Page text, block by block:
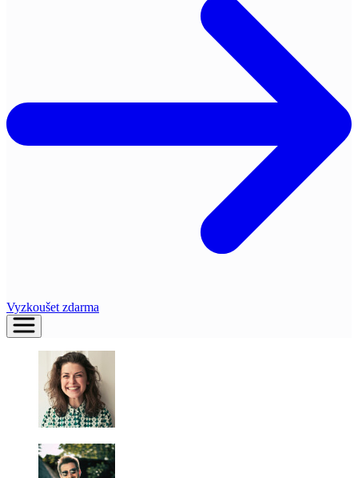
Vyzkoušet zdarma